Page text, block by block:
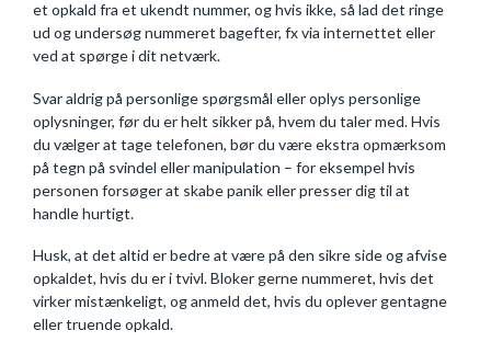
et opkald fra et ukendt nummer, og hvis ikke, så lad det ringe
ud og undersøg nummeret bagefter, fx via internettet eller
ved at spørge i dit netværk.
Svar aldrig på personlige spørgsmål eller oplys personlige
oplysninger, før du er helt sikker på, hvem du taler med. Hvis
du vælger at tage telefonen, bør du være ekstra opmærksom
på tegn på svindel eller manipulation – for eksempel hvis
personen forsøger at skabe panik eller presser dig til at
handle hurtigt.
Husk, at det altid er bedre at være på den sikre side og afvise
opkaldet, hvis du er i tvivl. Bloker gerne nummeret, hvis det
virker mistænkeligt, og anmeld det, hvis du oplever gentagne
eller truende opkald.